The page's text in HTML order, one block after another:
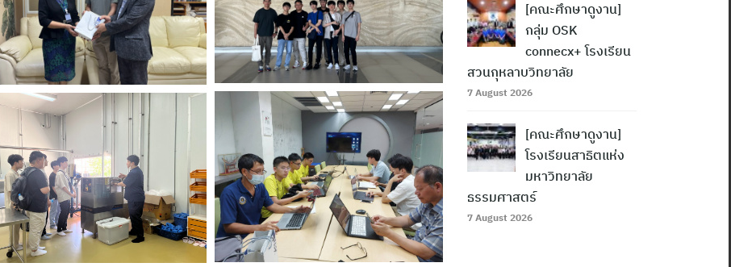
[คณะศึกษาดูงาน]
กลุ่ม OSK
connecx+ โรงเรียน
สวนกุหลาบวิทยาลัย
7 August 2026
[คณะศึกษาดูงาน]
โรงเรียนสาธิตแห่ง
มหาวิทยาลัย
ธรรมศาสตร์
7 August 2026